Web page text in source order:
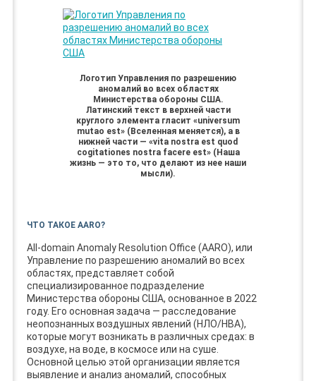
Логотип Управления по разрешению
аномалий во всех областях
Министерства обороны США.
Латинский текст в верхней части
круглого элемента гласит «universum
mutao est» (Вселенная меняется), а в
нижней части — «vita nostra est quod
cogitationes nostra facere est» (Наша
жизнь — это то, что делают из нее наши
мысли).
ЧТО ТАКОЕ AARO?
All-domain Anomaly Resolution Office (AARO), или
Управление по разрешению аномалий во всех
областях, представляет собой
специализированное подразделение
Министерства обороны США, основанное в 2022
году. Его основная задача — расследование
неопознанных воздушных явлений (НЛО/НВА),
которые могут возникать в различных средах: в
воздухе, на воде, в космосе или на суше.
Основной целью этой организации является
выявление и анализ аномалий, способных